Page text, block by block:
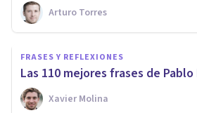
Arturo Torres
FRASES Y REFLEXIONES
Las 110 mejores frases de Pablo
Xavier Molina